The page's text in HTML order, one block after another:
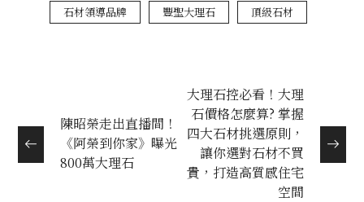
石材領導品牌
豐聖大理石 頂級石材
陳昭榮走出直播間！
《阿榮到你家》曝光
800萬大理石
大理石控必看！大理
石價格怎麼算? 掌握
四大石材挑選原則，
讓你選對石材不買
貴，打造高質感住宅
空間